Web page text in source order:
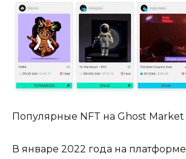
Популярные NFT на Ghost Market
В январе 2022 года на платформе